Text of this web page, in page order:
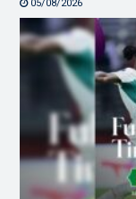
05/08/2026